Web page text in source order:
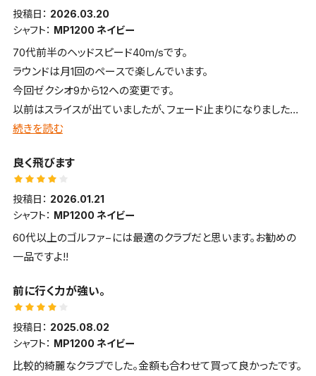
投稿日： 2026.03.20
シャフト： MP1200 ネイビー
70代前半のヘッドスピード40m/sです。
ラウンドは月1回のペースで楽しんでいます。
今回ゼクシオ9から12への変更です。
以前はスライスが出ていましたが、フェード止まりになりました。
新機能により高弾道で芯の広さを感じるクラブです。
しています。
続きを読む
良く飛びます
投稿日： 2026.01.21
シャフト： MP1200 ネイビー
60代以上のゴルファ−には最適のクラブだと思います。お勧めの
一品ですよ!!
前に行く力が強い。
投稿日： 2025.08.02
シャフト： MP1200 ネイビー
比較的綺麗なクラブでした。金額も合わせて買って良かったです。